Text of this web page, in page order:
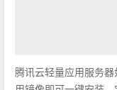
腾讯云轻量应用服务